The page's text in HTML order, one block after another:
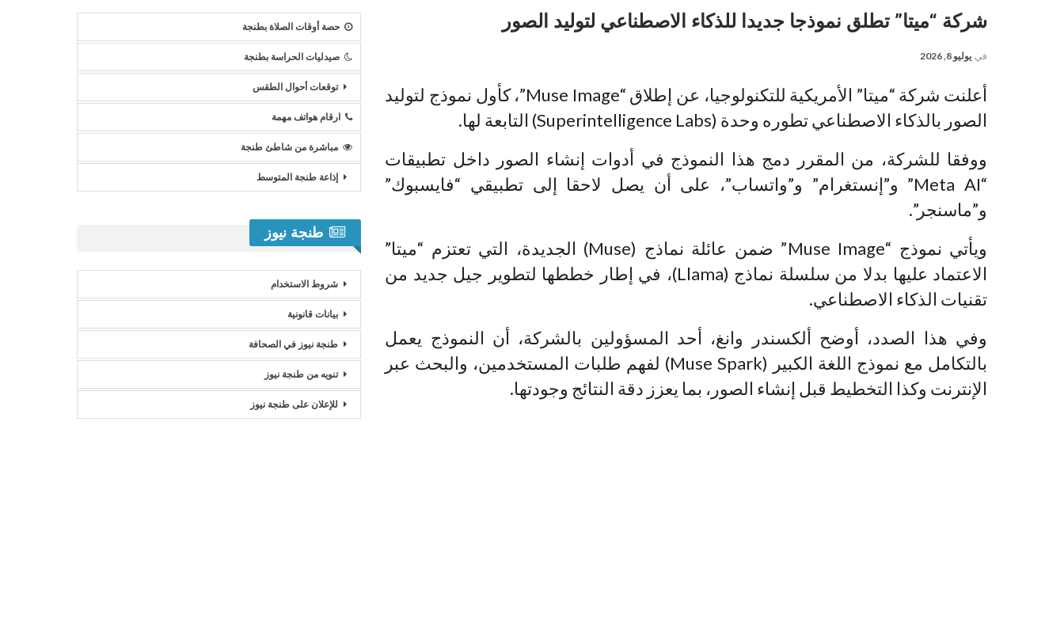
شركة “ميتا” تطلق نموذجا جديدا للذكاء الاصطناعي لتوليد الصور
في يوليو 8, 2026
أعلنت شركة “ميتا” الأمريكية للتكنولوجيا، عن إطلاق “Muse Image”، كأول نموذج لتوليد
الصور بالذكاء الاصطناعي تطوره وحدة (Superintelligence Labs) التابعة لها.
ووفقا للشركة، من المقرر دمج هذا النموذج في أدوات إنشاء الصور داخل تطبيقات
“Meta AI” و”إنستغرام” و”واتساب”، على أن يصل لاحقا إلى تطبيقي “فايسبوك”
و”ماسنجر”.
ويأتي نموذج “Muse Image” ضمن عائلة نماذج (Muse) الجديدة، التي تعتزم “ميتا”
الاعتماد عليها بدلا من سلسلة نماذج (Llama)، في إطار خططها لتطوير جيل جديد من
تقنيات الذكاء الاصطناعي.
وفي هذا الصدد، أوضح ألكسندر وانغ، أحد المسؤولين بالشركة، أن النموذج يعمل
بالتكامل مع نموذج اللغة الكبير (Muse Spark) لفهم طلبات المستخدمين، والبحث عبر
الإنترنت وكذا التخطيط قبل إنشاء الصور، بما يعزز دقة النتائج وجودتها.
حصة أوقات الصلاة بطنجة
صيدليات الحراسة بطنجة
توقعات أحوال الطقس
ارقام هواتف مهمة
مباشرة من شاطئ طنجة
إذاعة طنجة المتوسط
طنجة نيوز
شروط الاستخدام
بيانات قانونية
طنجة نيوز في الصحافة
تنويه من طنجة نيوز
للإعلان على طنجة نيوز